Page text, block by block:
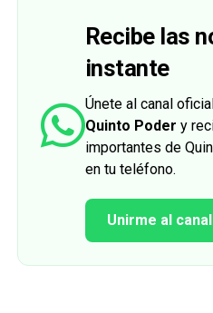
Recibe las
instante
Únete al canal
Quinto Poder y
importantes de
en tu teléfono.
Unirme al